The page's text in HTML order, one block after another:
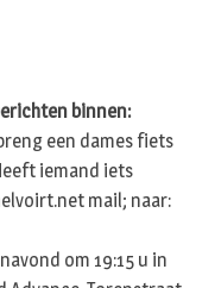
binnen:
een dames fiets
iemand iets
mail; naar:
om 19:15 u in